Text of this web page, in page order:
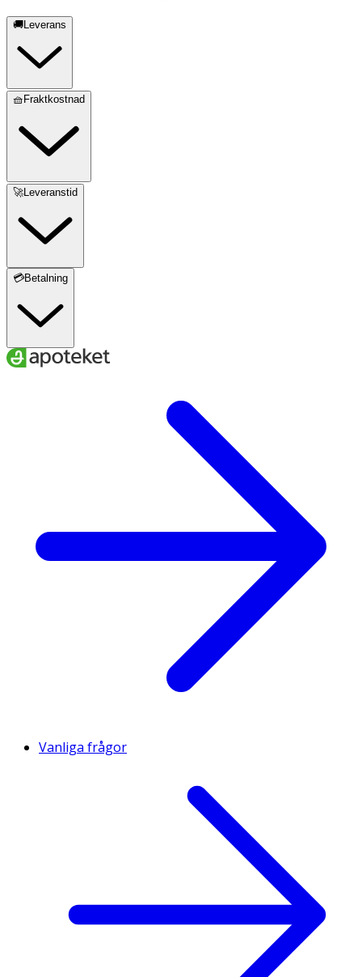
🚚Leverans
🧺Fraktkostnad
🚀Leveranstid
💳Betalning
Vanliga frågor